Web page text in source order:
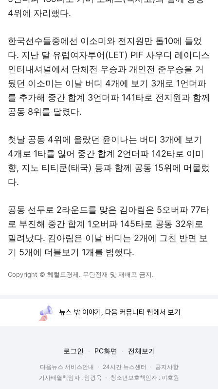
4위에 자리했다.
한국선수들중에선 이소미와 전지원만 톱10에 들었
다. 지난 달 유럽여자투어(LET) PIF 사우디 레이디스
인터내셔널에서 단체전 우승과 개인전 준우승을 거
뒀던 이소미는 이날 버디 4개에 보기 3개로 1언더파
를 추가해 중간 합계 3언더파 141타로 전지원과 함께
공동 8위를 달렸다.
첫날 공동 4위에 올랐던 윤이나는 버디 3개에 보기
4개로 1타를 잃어 중간 합계 2언더파 142타로 이미
향, 지노 티티쿤(태국) 등과 함께 공동 15위에 머물렀
다.
공동 선두로 2라운드를 맞은 김아림은 5오버파 77타
로 부진해 중간 합계 1오버파 145타로 공동 32위로
밀려났다. 김아림은 이날 버디는 2개에 그친 반면 보
기 5개에 더블보기 1개를 범했다.
Copyright © 헤럴드경제. 무단전재 및 재배포 금지.
뉴스 밖 이야기, 다음 커뮤니티 웹에서 보기
로그인 PC화면 전체보기
다음뉴스 서비스안내 24시간 뉴스센터
공지사항
기사배열책임자 : 임광욱
청소년보호책임자 : 이호원